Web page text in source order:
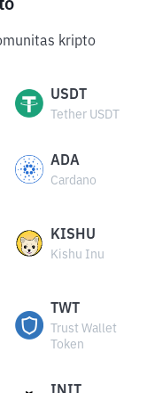
kripto
USDT
Tether USDT
ADA
Cardano
KISHU
Kishu Inu
TWT
Trust Wallet
Token